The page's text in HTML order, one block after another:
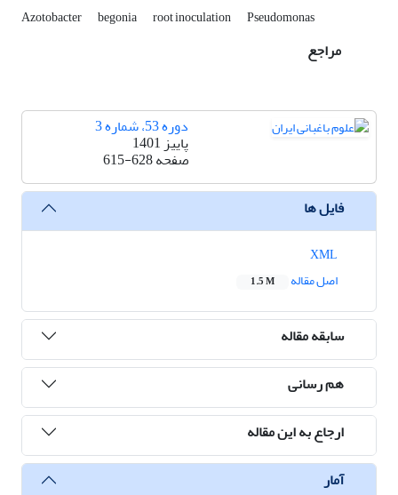
Azotobacter begonia root inoculation Pseudomonas‎
مراجع
دوره 53، شماره 3
پاییز 1401
صفحه615-628
فایل ها
اصل مقاله
1.5 M
سابقه مقاله
هم رسانی
ارجاع به این مقاله
آمار